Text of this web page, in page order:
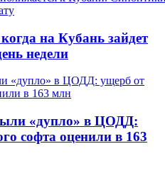
на Кубань зайдет
недели
«дупло» в ЦОДД:
софта оценили в 163